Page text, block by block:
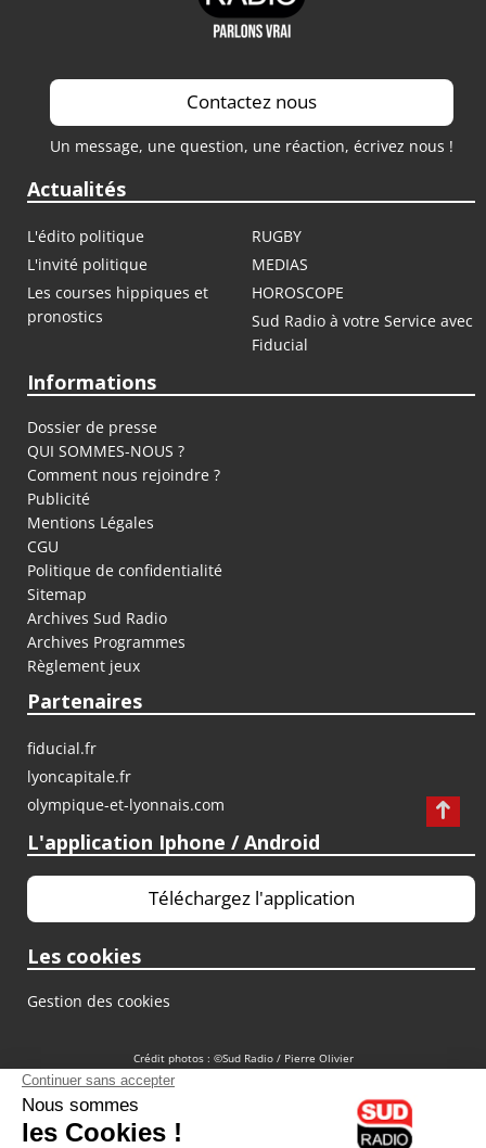
Contactez nous
Un message, une question, une réaction, écrivez nous !
Actualités
L'édito politique
RUGBY
L'invité politique
MEDIAS
Les courses hippiques et
pronostics
HOROSCOPE
Sud Radio à votre Service avec
Fiducial
Informations
Dossier de presse
QUI SOMMES-NOUS ?
Comment nous rejoindre ?
Publicité
Mentions Légales
CGU
Politique de confidentialité
Sitemap
Archives Sud Radio
Archives Programmes
Règlement jeux
Partenaires
fiducial.fr
lyoncapitale.fr
olympique-et-lyonnais.com
L'application Iphone / Android
Téléchargez l'application
Les cookies
Gestion des cookies
Crédit photos : ©Sud Radio / Pierre Olivier